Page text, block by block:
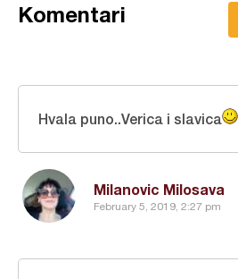
Komentari
Milanovic Milosava
February 5, 2019, 2:27 pm
Hvala puno..Verica i slavica